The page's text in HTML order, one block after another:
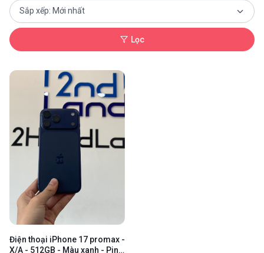
Lọc
Điện thoại iPhone 17 promax -
X/A - 512GB - Màu xanh - Pin